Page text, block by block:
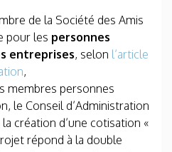
de la Société des Amis
pour les personnes
entreprises, selon l’article
,
membres personnes
le Conseil d’Administration
création d’une cotisation «
répond à la double